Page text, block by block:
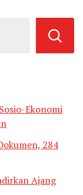
Ekonomi
284
Ajang